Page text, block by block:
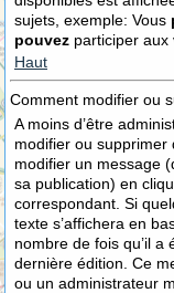
sujets, exemple: Vous
pouvez participer aux
Haut
Comment modifier ou
A moins d’être
modifier ou supprimer
modifier un message
sa publication) en
correspondant. Si
texte s’affichera en
nombre de fois qu’il a
dernière édition. Ce
ou un administrateur